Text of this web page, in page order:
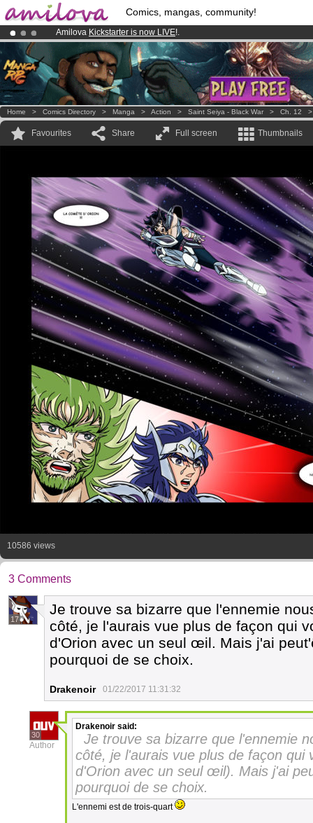
Comics, mangas, community!
Amilova Kickstarter is now LIVE!.
Premium membership from3.95 eurosper month !Get membership
Already 100000 membersand 1000 comics & mangas!.
Home > Comics Directory > Manga > Action > Saint Seiya - Black War > Ch. 12
Favourites Share Full screen Thumbnails
10586 views
3 Comments
17
Je trouve sa bizarre que l'ennemie
côté, je l'aurais vue plus de façon qui
d'Orion avec un seul œil. Mais j'ai
pourquoi de se choix.
Drakenoir 01/22/2017 11:31:32
30
Author
Drakenoir said:
Je trouve sa bizarre que l'ennemie
côté, je l'aurais vue plus de façon qui
d'Orion avec un seul œil). Mais j'ai
pourquoi de se choix.
L'ennemi est de trois-quart